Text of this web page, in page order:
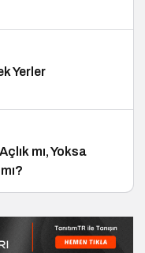
Yerler
mı, Yoksa